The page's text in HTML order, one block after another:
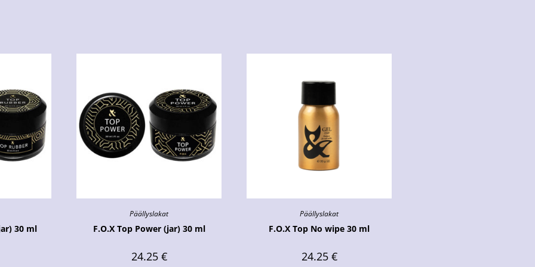
30 ml
Päällyslakat
F.O.X Top Power (jar) 30 ml
24.25 €
Päällyslakat
F.O.X Top No wipe 30 ml
24.25 €